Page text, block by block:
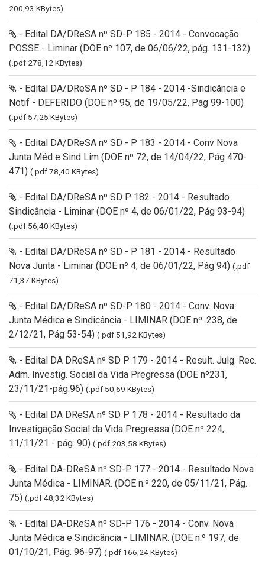
200,93 KBytes)
- Edital DA/DReSA nº SD-P 185 - 2014 - Convocação
POSSE - Liminar (DOE nº 107, de 06/06/22, pág. 131-132)
(.pdf 278,12 KBytes)
- Edital DA/DReSA nº SD - P 184 - 2014 -Sindicância e
Notif - DEFERIDO (DOE nº 95, de 19/05/22, Pág 99-100)
(.pdf 57,25 KBytes)
- Edital DA/DReSA nº SD - P 183 - 2014 - Conv Nova
Junta Méd e Sind Lim (DOE nº 72, de 14/04/22, Pág 470-
471) (.pdf 78,40 KBytes)
- Edital DA/DReSA nº SD P 182 - 2014 - Resultado
Sindicância - Liminar (DOE nº 4, de 06/01/22, Pág 93-94)
(.pdf 56,40 KBytes)
- Edital DA/DReSA nº SD - P 181 - 2014 - Resultado
Nova Junta - Liminar (DOE nº 4, de 06/01/22, Pág 94) (.pdf
71,37 KBytes)
- Edital DA/DReSA nº SD-P 180 - 2014 - Conv. Nova
Junta Médica e Sindicância - LIMINAR (DOE nº. 238, de
2/12/21, Pág 53-54) (.pdf 51,92 KBytes)
- Edital DA DReSA nº SD P 179 - 2014 - Result. Julg. Rec.
Adm. Investig. Social da Vida Pregressa (DOE nº231,
23/11/21-pág.96) (.pdf 50,69 KBytes)
- Edital DA DReSA nº SD P 178 - 2014 - Resultado da
Investigação Social da Vida Pregressa (DOE nº 224,
11/11/21 - pág. 90) (.pdf 203,58 KBytes)
- Edital DA-DReSA nº SD-P 177 - 2014 - Resultado Nova
Junta Médica - LIMINAR. (DOE n.º 220, de 05/11/21, Pág.
75) (.pdf 48,32 KBytes)
- Edital DA-DReSA nº SD-P 176 - 2014 - Conv. Nova
Junta Médica e Sindicância - LIMINAR. (DOE n.º 197, de
01/10/21, Pág. 96-97) (.pdf 166,24 KBytes)